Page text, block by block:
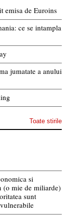
emisa de Euroins
ce se intampla
jumatate a anului
Toate stirile
si
(o mie de miliarde)
sunt